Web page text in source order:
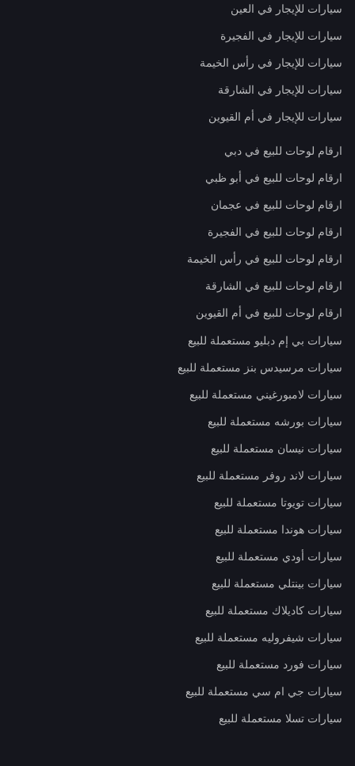
سيارات للإيجار في العين
سيارات للإيجار في الفجيرة
سيارات للإيجار في رأس الخيمة
سيارات للإيجار في الشارقة
سيارات للإيجار في أم القيوين
ارقام لوحات للبيع في دبي
ارقام لوحات للبيع في أبو ظبي
ارقام لوحات للبيع في عجمان
ارقام لوحات للبيع في الفجيرة
ارقام لوحات للبيع في رأس الخيمة
ارقام لوحات للبيع في الشارقة
ارقام لوحات للبيع في أم القيوين
سيارات بي إم دبليو مستعملة للبيع
سيارات مرسيدس بنز مستعملة للبيع
سيارات لامبورغيني مستعملة للبيع
سيارات بورشه مستعملة للبيع
سيارات نيسان مستعملة للبيع
سيارات لاند روفر مستعملة للبيع
سيارات تويوتا مستعملة للبيع
سيارات هوندا مستعملة للبيع
سيارات أودي مستعملة للبيع
سيارات بينتلي مستعملة للبيع
سيارات كاديلاك مستعملة للبيع
سيارات شيفروليه مستعملة للبيع
سيارات فورد مستعملة للبيع
سيارات جي ام سي مستعملة للبيع
سيارات تسلا مستعملة للبيع